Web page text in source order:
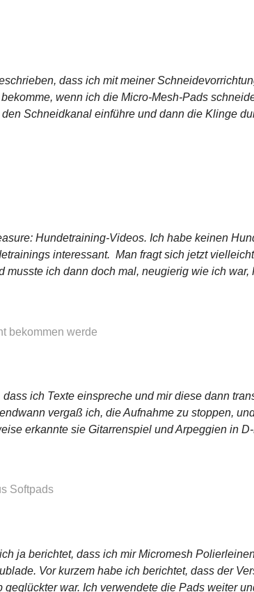
dass ich mit meiner
wenn ich die Micro-Mesh-Pads
Schneidkanal einführe und dann die Klinge
Hundetraining-Videos. Ich habe keinen
interessant. Man fragt sich jetzt
musste ich dann doch mal, neugierig wie ich
bekommen werde
dass ich Texte einspreche und mir diese dann
vergaß ich, die Aufnahme zu stoppen,
erkannte sie Gitarrenspiel und Arpeggien in
Softpads
ja berichtet, dass ich mir Micromesh
Vor kurzem habe ich berichtet, dass der
geglückter war. Ich verwendete die Pads weiter